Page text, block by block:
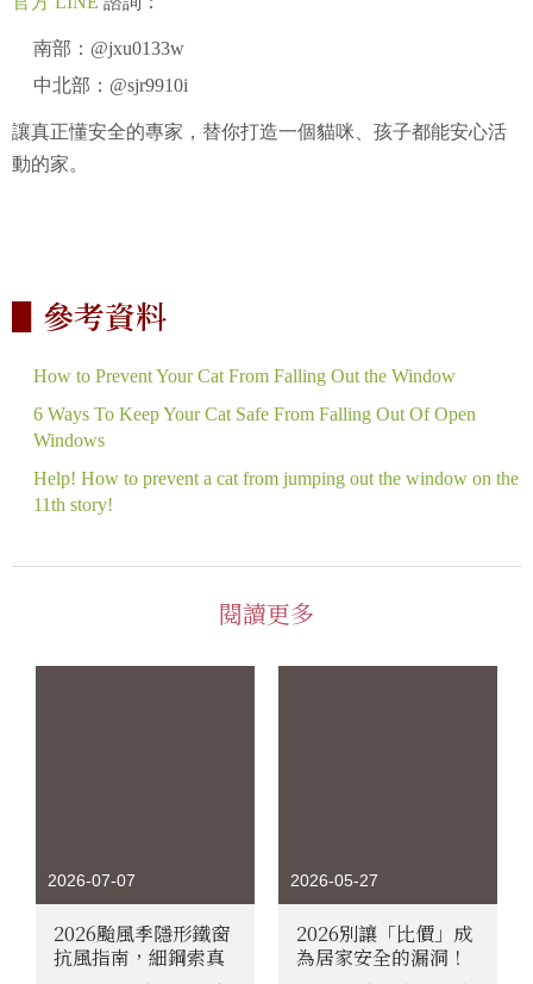
南部：@jxu0133w
中北部：@sjr9910i
讓真正懂安全的專家，替你打造一個貓咪、孩子都能安心活
動的家。
▋參考資料
How to Prevent Your Cat From Falling Out the Window
6 Ways To Keep Your Cat Safe From Falling Out Of Open
Windows
Help! How to prevent a cat from jumping out the window on the
11th story!
閱讀更多
2026-07-07
2026颱風季隱形鐵窗
抗風指南，細鋼索真
2026-05-27
2026別讓「比價」成
為居家安全的漏洞！